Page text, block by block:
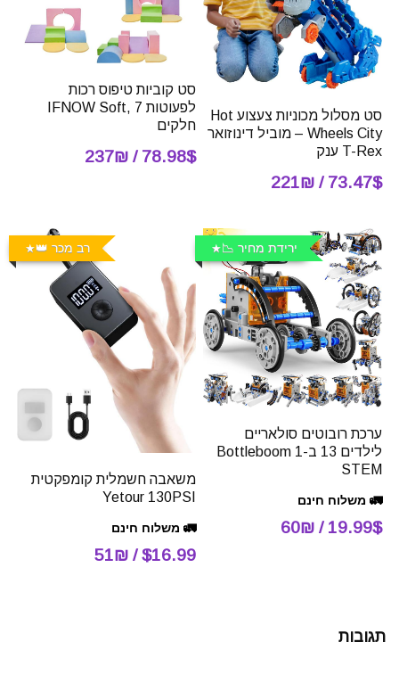
סט מסלול מכוניות צעצוע Hot
Wheels City – מוביל דינוזואר
T-Rex ענק
73.47$ / 221₪
סט קוביות טיפוס רכות
לפעוטות IFNOW Soft, 7
חלקים
78.98$ / 237₪
ירידת מחיר 📉
ערכת רובוטים סולאריים
לילדים 13 ב-1 Bottleboom
STEM
🚛 משלוח חינם
19.99$ / 60₪
רב מכר 👑
משאבה חשמלית קומפקטית
Yetour 130PSI
🚛 משלוח חינם
$16.99 / 51₪
תגובות